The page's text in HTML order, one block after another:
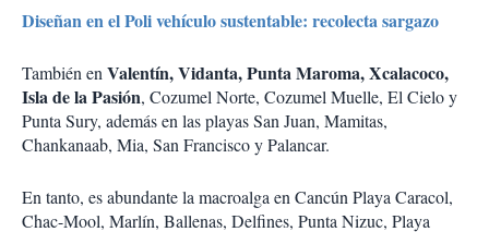
Diseñan en el Poli vehículo sustentable: recolecta sargazo
También enValentín, Vidanta, Punta Maroma, Xcalacoco,
Isla de la Pasión, Cozumel Norte, Cozumel Muelle, El Cielo y
Punta Sury, además en las playas San Juan, Mamitas,
Chankanaab, Mia, San Francisco y Palancar.
En tanto, es abundante la macroalga en Cancún Playa Caracol,
Chac-Mool, Marlín, Ballenas, Delfines, Punta Nizuc, Playa